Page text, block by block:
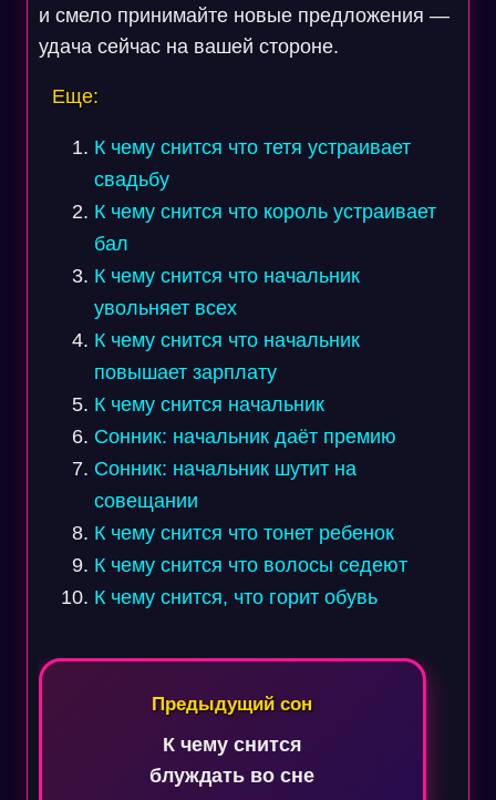
и смело принимайте новые предложения —
удача сейчас на вашей стороне.
Еще:
К чему снится что тетя устраивает
свадьбу
К чему снится что король устраивает
бал
К чему снится что начальник
увольняет всех
К чему снится что начальник
повышает зарплату
К чему снится начальник
Сонник: начальник даёт премию
Сонник: начальник шутит на
совещании
К чему снится что тонет ребенок
К чему снится что волосы седеют
К чему снится, что горит обувь
Навигация
Предыдущий сон
К чему снится
блуждать во сне